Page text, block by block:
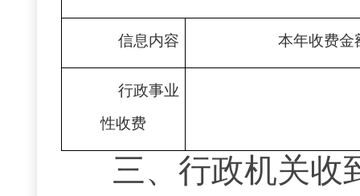
信息内容 本年收费金
行政事业
性收费
三、 行政机关收